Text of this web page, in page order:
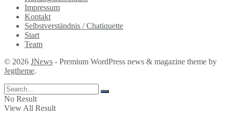
Impressum
Kontakt
Selbstverständnis / Chatiquette
Start
Team
© 2026 JNews - Premium WordPress news & magazine theme by
Jegtheme.
No Result
View All Result